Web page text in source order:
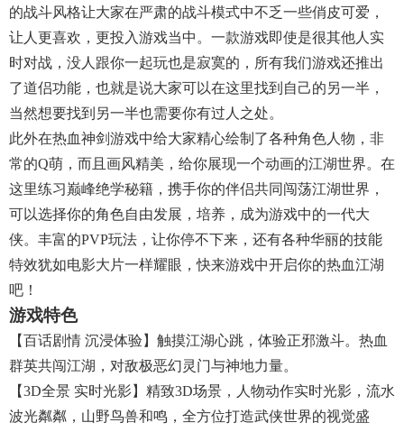
的战斗风格让大家在严肃的战斗模式中不乏一些俏皮可爱，
让人更喜欢，更投入游戏当中。一款游戏即使是很其他人实
时对战，没人跟你一起玩也是寂寞的，所有我们游戏还推出
了道侣功能，也就是说大家可以在这里找到自己的另一半，
当然想要找到另一半也需要你有过人之处。
此外在热血神剑游戏中给大家精心绘制了各种角色人物，非
常的Q萌，而且画风精美，给你展现一个动画的江湖世界。在
这里练习巅峰绝学秘籍，携手你的伴侣共同闯荡江湖世界，
可以选择你的角色自由发展，培养，成为游戏中的一代大
侠。丰富的PVP玩法，让你停不下来，还有各种华丽的技能
特效犹如电影大片一样耀眼，快来游戏中开启你的热血江湖
吧！
游戏特色
【百话剧情 沉浸体验】触摸江湖心跳，体验正邪激斗。热血
群英共闯江湖，对敌极恶幻灵门与神地力量。
【3D全景 实时光影】精致3D场景，人物动作实时光影，流水
波光粼粼，山野鸟兽和鸣，全方位打造武侠世界的视觉盛